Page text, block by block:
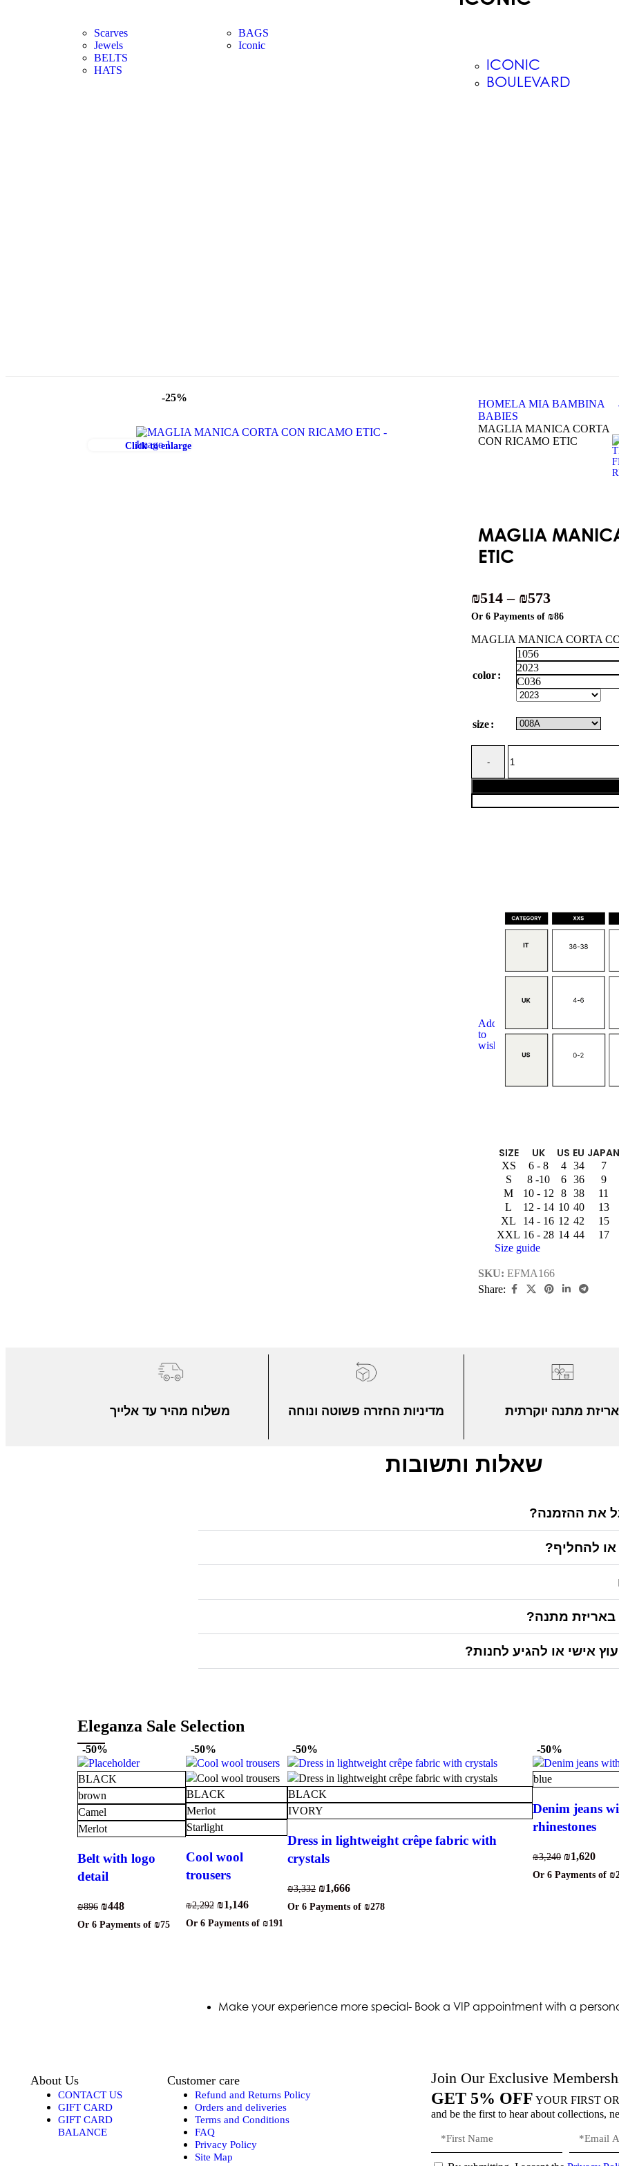
Scarves
Jewels
BELTS
HATS
BAGS
Iconic
ICONIC
BOULEVARD
-25%
Click to enlarge
HOMELA MIA BAMBINA
BABIES
MAGLIA MANICA CORTA
CON RICAMO ETIC
MAGLIA
ETIC
₪514 – ₪573
Or 6 Payments of ₪86
MAGLIA MANICA CORTA
color
1056
2023
C036
size
Add
to
wishlist
SIZE UK US EU
XS 6 - 8 4 34
7
S
8 -10 6 36
9
M
10 - 12 8 38
11
L
12 - 14 10 40
13
XL
14 - 16 12 42
15
XXL 16 - 28 14 44
17
Size guide
SKU: EFMA166
Share:
משלוח מהיר עד אלייך מדיניות החזרה פשוטה ונוחה אריזת מתנה יוקרתית
שאלות ותשובות
את ההזמנה?
או להחליף?
מתנה?
אישי או להגיע לחנות?
Eleganza Sale Selection
-50%
BLACK
brown
Camel
Merlot
Belt with logo
detail
₪896 ₪448
Or 6 Payments of ₪75
-50%
BLACK
Merlot
Starlight
Cool wool
trousers
₪2,292 ₪1,146
Or 6 Payments of ₪191
-50%
BLACK
IVORY
Dress in lightweight crêpe fabric with
crystals
₪3,332 ₪1,666
Or 6 Payments of₪278
-50%
blue
Denim jeans
rhinestones
₪3,240 ₪1,620
Or 6 Payments of
Make your experience more special- Book a VIP appointment with a
About Us
CONTACT US
GIFT CARD
GIFT CARD
BALANCE
Customer care
Refund and Returns Policy
Orders and deliveries
Terms and Conditions
FAQ
Privacy Policy
Site Map
Join Our Exclusive
GET 5% OFF YOUR FIRST
and be the first to hear about collections,